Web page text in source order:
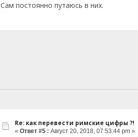
Сам постоянно путаюсь в них.
Re: как перевести римские цифры ?!
« Ответ #5 : Август 20, 2018, 07:53:44 pm »